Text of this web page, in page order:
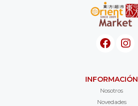
INFORMACIÓN
Nosotros
Novedades